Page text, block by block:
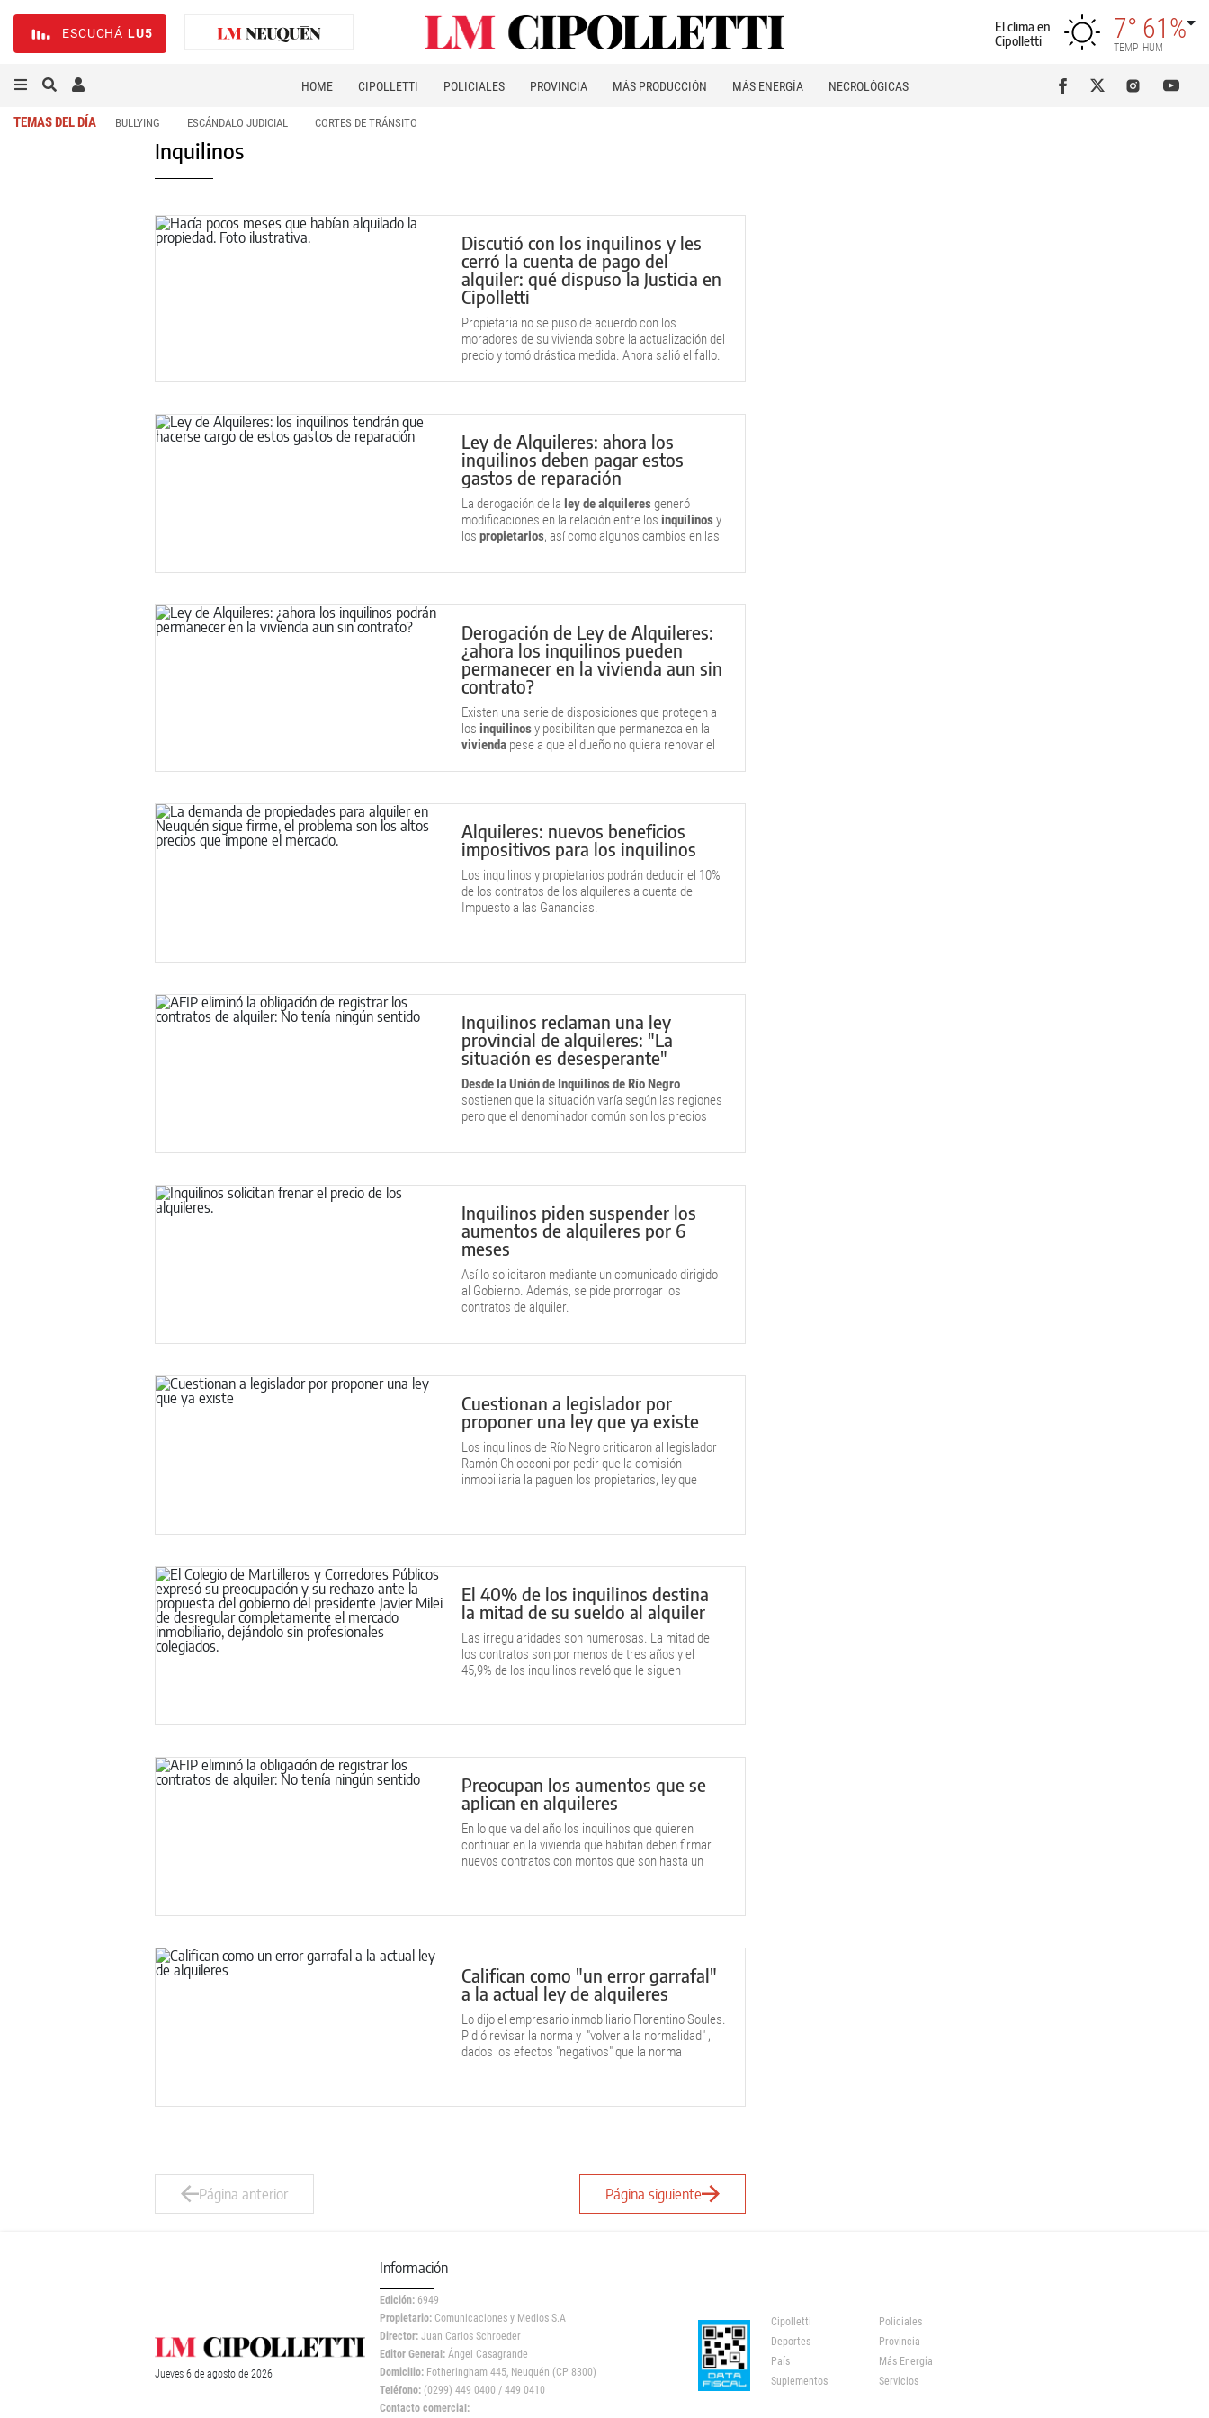
ESCUCHÁ LU5
El clima en
Cipolletti
7°
TEMP
61%
HUM
HOME CIPOLLETTI POLICIALES PROVINCIA MÁS PRODUCCIÓN MÁS ENERGÍA NECROLÓGICAS
TEMAS DEL DÍA BULLYING ESCÁNDALO JUDICIAL CORTES DE TRÁNSITO
Inquilinos
Discutió con los inquilinos y les
cerró la cuenta de pago del
alquiler: qué dispuso la Justicia en
Cipolletti
Propietaria no se puso de acuerdo con los
moradores de su vivienda sobre la actualización del
precio y tomó drástica medida. Ahora salió el fallo.
Ley de Alquileres: ahora los
inquilinos deben pagar estos
gastos de reparación
La derogación de la ley de alquileresgeneró
modificaciones en la relación entre los inquilinosy
los propietarios, así como algunos cambios en las
Derogación de Ley de Alquileres:
¿ahora los inquilinos pueden
permanecer en la vivienda aun sin
contrato?
Existen una serie de disposiciones que protegen a
los inquilinosy posibilitan que permanezca en la
vivienda pese a que el dueño no quiera renovar el
Alquileres.
Alquileres: nuevos beneficios
impositivos para los inquilinos
Los inquilinos y propietarios podrán deducir el 10%
de los contratos de los alquileres a cuenta del
Impuesto a las Ganancias.
Inquilinos reclaman una ley
provincial de alquileres: "La
situación es desesperante"
Desde la Unión de Inquilinos de Río Negro
sostienen que la situación varía según las regiones
pero que el denominador común son los precios
Inquilinos piden suspender los
aumentos de alquileres por 6
meses
Así lo solicitaron mediante un comunicado dirigido
al Gobierno. Además, se pide prorrogar los
contratos de alquiler.
Cuestionan a legislador por
proponer una ley que ya existe
Los inquilinos de Río Negro criticaron al legislador
Ramón Chiocconi por pedir que la comisión
inmobiliaria la paguen los propietarios, ley que
El 40% de los inquilinos destina
la mitad de su sueldo al alquiler
Las irregularidades son numerosas. La mitad de
los contratos son por menos de tres años y el
45,9% de los inquilinos reveló que le siguen
Preocupan los aumentos que se
aplican en alquileres
En lo que va del año los inquilinos que quieren
continuar en la vivienda que habitan deben firmar
nuevos contratos con montos que son hasta un
Califican como "un error garrafal"
a la actual ley de alquileres
Lo dijo el empresario inmobiliario Florentino Soules.
Pidió revisar la norma y "volver a la normalidad" ,
dados los efectos "negativos" que la norma
Página anterior Página siguiente
Jueves 6 de agosto de 2026
Información
Edición: 6949
Propietario: Comunicaciones y Medios S.A
Director: Juan Carlos Schroeder
Editor General: Ángel Casagrande
Domicilio: Fotheringham 445, Neuquén (CP 8300)
Teléfono: (0299) 449 0400 / 449 0410
Contacto comercial:
Cipolletti
Policiales
Deportes
Provincia
País
Más Energía
Suplementos
Servicios